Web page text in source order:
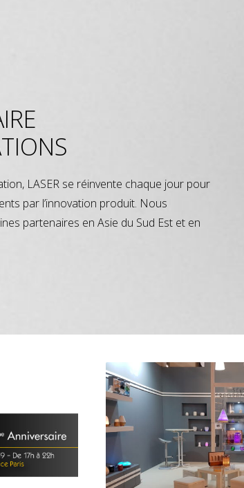
LASER se réinvente chaque jour pour
par l’innovation produit. Nous
partenaires en Asie du Sud Est et en